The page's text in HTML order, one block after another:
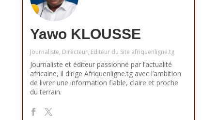
Yawo KLOUSSE
Journaliste, Directeur, Editeur du Site afriquenligne.tg
Journaliste et éditeur passionné par l’actualité
africaine, il dirige Afriquenligne.tg avec l’ambition
de livrer une information fiable, claire et proche
du terrain.